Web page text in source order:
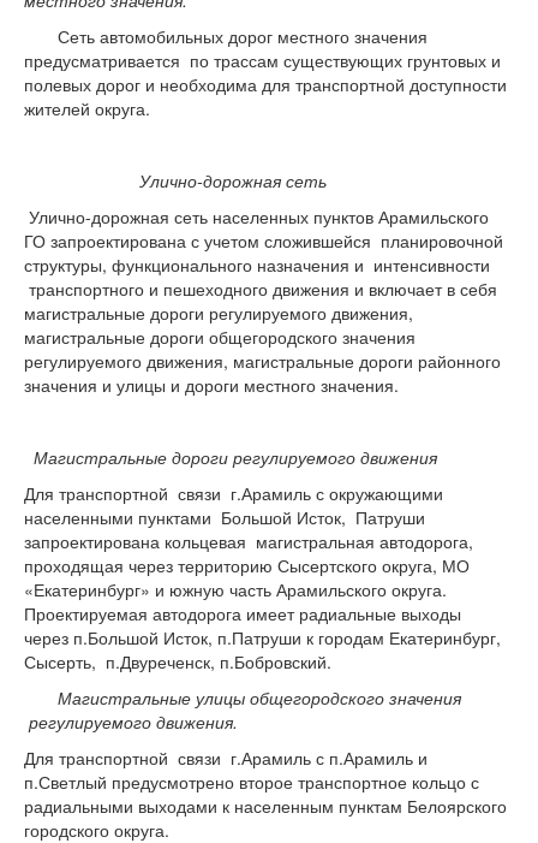
Сеть автомобильных дорог местного значения
предусматривается по трассам существующих грунтовых и
полевых дорог и необходима для транспортной доступности
жителей округа.
Улично-дорожная сеть
Улично-дорожная сеть населенных пунктов Арамильского
ГО запроектирована с учетом сложившейся планировочной
структуры, функционального назначения и интенсивности
транспортного и пешеходного движения и включает в себя
магистральные дороги регулируемого движения,
магистральные дороги общегородского значения
регулируемого движения, магистральные дороги районного
значения и улицы и дороги местного значения.
Магистральные дороги регулируемого движения
Для транспортной связи г.Арамиль с окружающими
населенными пунктами Большой Исток, Патруши
запроектирована кольцевая магистральная автодорога,
проходящая через территорию Сысертского округа, МО
«Екатеринбург» и южную часть Арамильского округа.
Проектируемая автодорога имеет радиальные выходы
через п.Большой Исток, п.Патруши к городам Екатеринбург,
Сысерть, п.Двуреченск, п.Бобровский.
Магистральные улицы общегородского значения
регулируемого движения.
Для транспортной связи г.Арамиль с п.Арамиль и
п.Светлый предусмотрено второе транспортное кольцо с
радиальными выходами к населенным пунктам Белоярского
городского округа.